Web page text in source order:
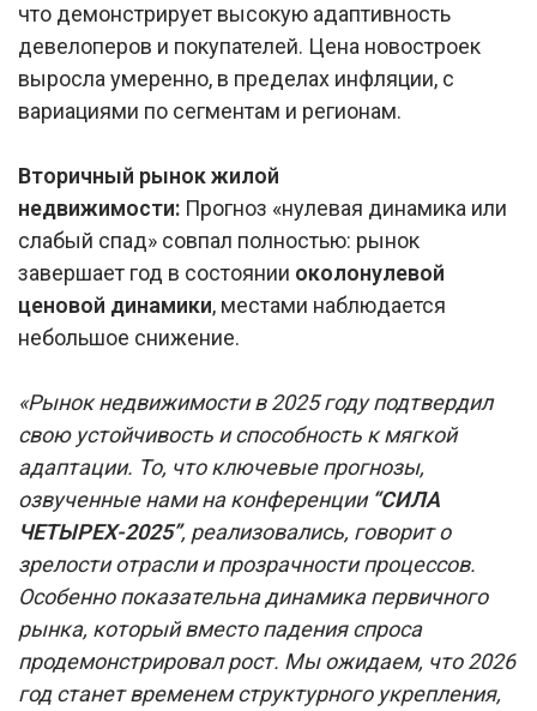
что демонстрирует высокую адаптивность
девелоперов и покупателей. Цена новостроек
выросла умеренно, в пределах инфляции, с
вариациями по сегментам и регионам.
Вторичный рынок жилой
недвижимости: Прогноз «нулевая динамика или
слабый спад» совпал полностью: рынок
завершает год в состоянии околонулевой
ценовой динамики, местами наблюдается
небольшое снижение.
«Рынок недвижимости в 2025 году подтвердил
свою устойчивость и способность к мягкой
адаптации. То, что ключевые прогнозы,
озвученные нами на конференции “СИЛА
ЧЕТЫРЕХ-2025”, реализовались, говорит о
зрелости отрасли и прозрачности процессов.
Особенно показательна динамика первичного
рынка, который вместо падения спроса
продемонстрировал рост. Мы ожидаем, что 2026
год станет временем структурного укрепления,